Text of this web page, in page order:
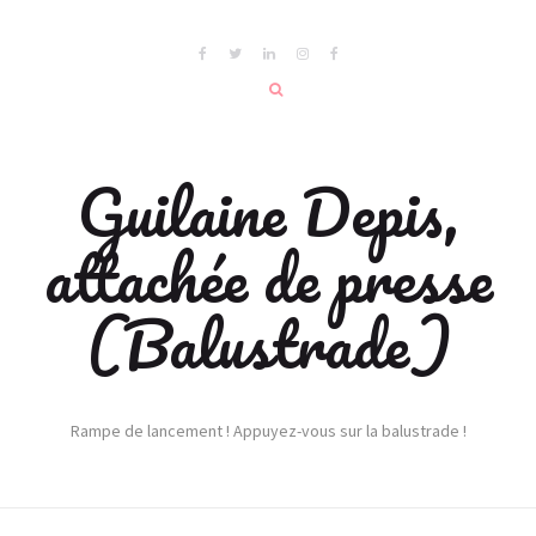
Guilaine Depis,
attachée de presse
(Balustrade)
Rampe de lancement ! Appuyez-vous sur la balustrade !